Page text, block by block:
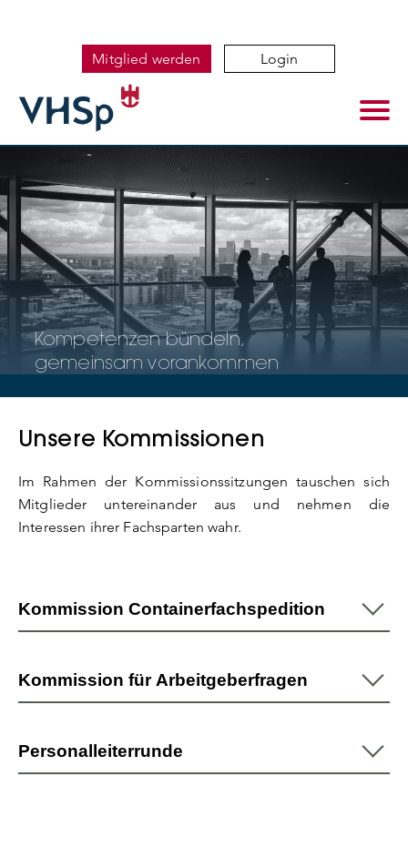
Mitglied werden Login
Kompetenzen bündeln,
gemeinsam vorankommen
Unsere Kommissionen
Im Rahmen der Kommissionssitzungen tauschen sich
Mitglieder untereinander aus und nehmen die
Interessen ihrer Fachsparten wahr.
Kommission Containerfachspedition
Kommission für Arbeitgeberfragen
Personalleiterrunde